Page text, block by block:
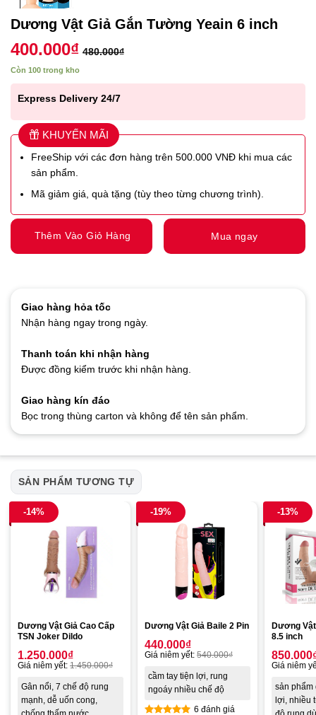
Dương Vật Giả Gắn Tường Yeain 6 inch
400.000₫ 480.000₫
Còn 100 trong kho
Express Delivery 24/7
KHUYẾN MÃI
FreeShip với các đơn hàng trên 500.000 VNĐ khi mua các
sản phẩm.
Mã giảm giá, quà tặng (tùy theo từng chương trình).
Thêm Vào Giỏ Hàng Mua ngay
Giao hàng hỏa tốc
Nhận hàng ngay trong ngày.
Thanh toán khi nhận hàng
Được đồng kiểm trước khi nhận hàng.
Giao hàng kín đáo
Bọc trong thùng carton và không để tên sản phẩm.
SẢN PHẨM TƯƠNG TỰ
-14%
Dương Vật Giả Cao Cấp
TSN Joker Dildo
1.250.000₫
Giá niêm yết: 1.450.000₫
Gân nổi, 7 chế độ rung
mạnh, dễ uốn cong,
-19%
Dương Vật Giả Baile 2 Pin
440.000₫
Giá niêm yết: 540.000₫
cầm tay tiện lợi, rung
ngoáy nhiều chế độ
6 đánh giá
-13%
Dương
8.5 inch
850.000
Giá niêm
sản
lợi, nhiều